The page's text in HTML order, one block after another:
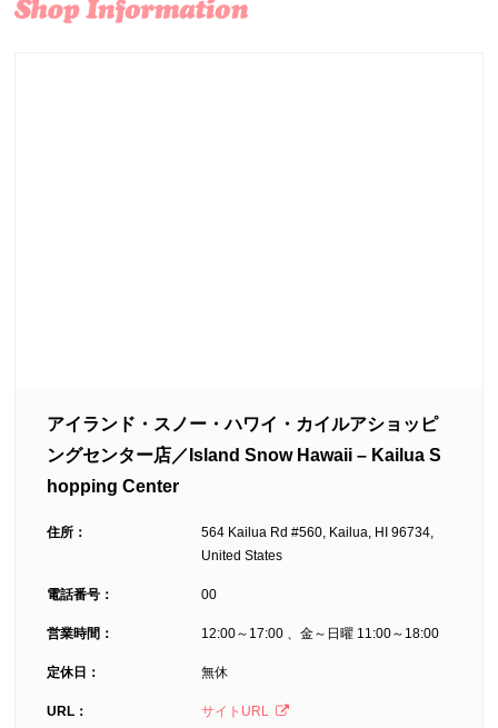
アイランド・スノー・ハワイ・カイルアショッピ
ングセンター店／Island Snow Hawaii – Kailua S
hopping Center
住所：
564 Kailua Rd #560, Kailua, HI 96734,
United States
電話番号： 00
営業時間： 12:00～17:00 、金～日曜 11:00～18:00
定休日： 無休
URL： サイトURL